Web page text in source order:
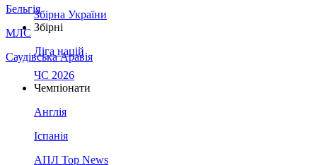
Бельгія
МЛС
Саудівська Аравія
Збірна України
Збірні
Ліга націй
ЧС 2026
Чемпіонати
Англія
Іспанія
АПЛ Top News